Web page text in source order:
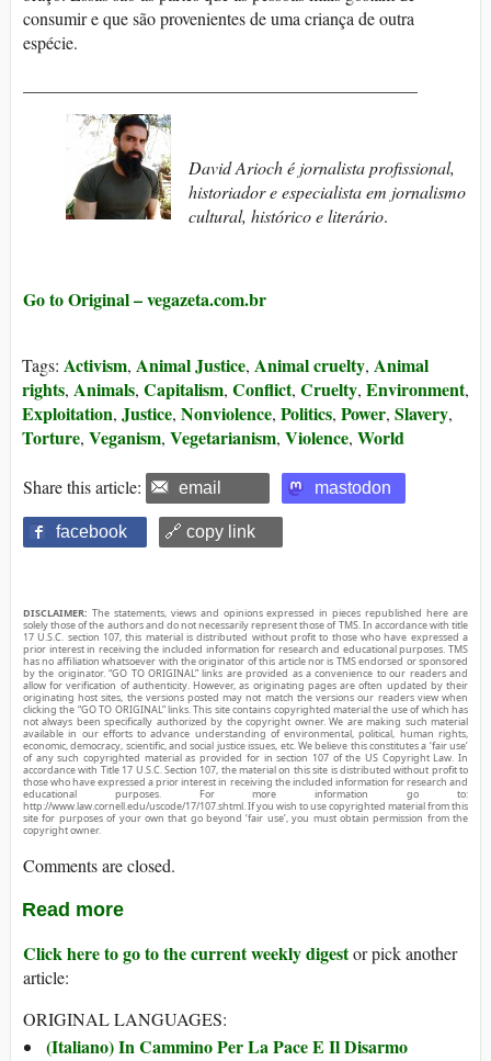
consumir e que são provenientes de uma criança de outra
espécie.
David Arioch é jornalista profissional,
historiador e especialista em jornalismo
cultural, histórico e literário.
Go to Original – vegazeta.com.br
Tags: Activism, Animal Justice, Animal cruelty, Animal
rights, Animals, Capitalism, Conflict, Cruelty, Environment,
Exploitation, Justice, Nonviolence, Politics, Power, Slavery,
Torture, Veganism, Vegetarianism, Violence, World
Share this article: email mastodon
facebook 🔗 copy link
DISCLAIMER: The statements, views and opinions expressed in pieces republished here are
solely those of the authors and do not necessarily represent those of TMS. In accordance with title
17 U.S.C. section 107, this material is distributed without profit to those who have expressed a
prior interest in receiving the included information for research and educational purposes. TMS
has no affiliation whatsoever with the originator of this article nor is TMS endorsed or sponsored
by the originator. “GO TO ORIGINAL” links are provided as a convenience to our readers and
allow for verification of authenticity. However, as originating pages are often updated by their
originating host sites, the versions posted may not match the versions our readers view when
clicking the “GO TO ORIGINAL” links. This site contains copyrighted material the use of which has
not always been specifically authorized by the copyright owner. We are making such material
available in our efforts to advance understanding of environmental, political, human rights,
economic, democracy, scientific, and social justice issues, etc. We believe this constitutes a ‘fair use’
of any such copyrighted material as provided for in section 107 of the US Copyright Law. In
accordance with Title 17 U.S.C. Section 107, the material on this site is distributed without profit to
those who have expressed a prior interest in receiving the included information for research and
educational purposes. For more information go to:
http://www.law.cornell.edu/uscode/17/107.shtml. If you wish to use copyrighted material from this
site for purposes of your own that go beyond ‘fair use’, you must obtain permission from the
copyright owner.
Comments are closed.
Read more
Click here to go to the current weekly digestor pick another
article:
ORIGINAL LANGUAGES:
(Italiano) In Cammino Per La Pace E Il Disarmo